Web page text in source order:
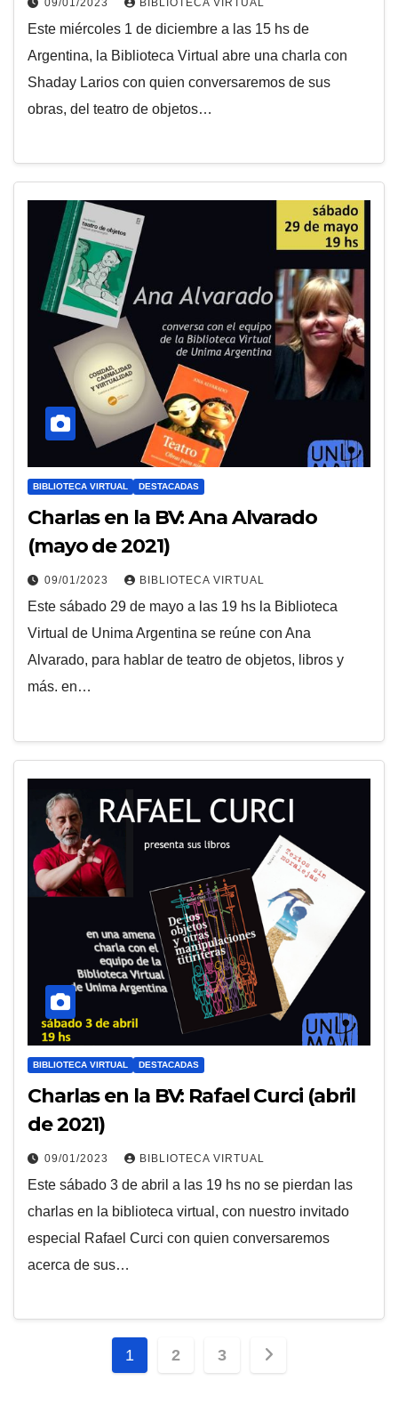
09/01/2023 BIBLIOTECA VIRTUAL
Este miércoles 1 de diciembre a las 15 hs de
Argentina, la Biblioteca Virtual abre una charla con
Shaday Larios con quien conversaremos de sus
obras, del teatro de objetos…
BIBLIOTECA VIRTUAL DESTACADAS
Charlas en la BV: Ana Alvarado
(mayo de 2021)
09/01/2023 BIBLIOTECA VIRTUAL
Este sábado 29 de mayo a las 19 hs la Biblioteca
Virtual de Unima Argentina se reúne con Ana
Alvarado, para hablar de teatro de objetos, libros y
más. en…
BIBLIOTECA VIRTUAL DESTACADAS
Charlas en la BV: Rafael Curci (abril
de 2021)
09/01/2023 BIBLIOTECA VIRTUAL
Este sábado 3 de abril a las 19 hs no se pierdan las
charlas en la biblioteca virtual, con nuestro invitado
especial Rafael Curci con quien conversaremos
acerca de sus…
Paginación
1 2 3